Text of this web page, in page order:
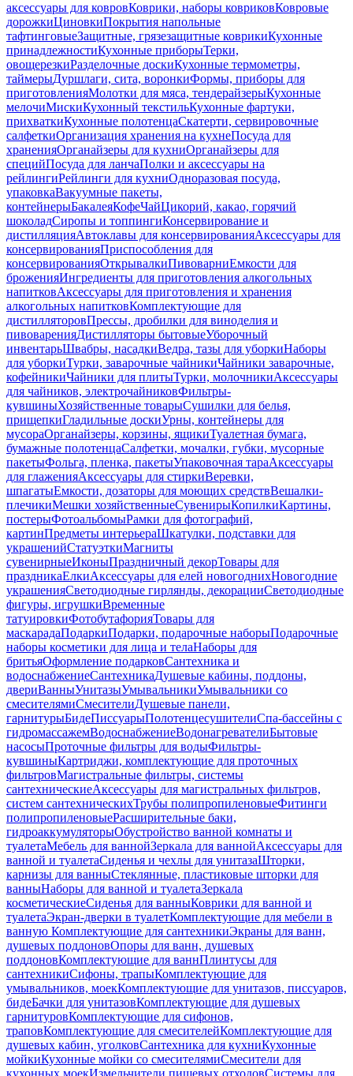
аксессуары для ковровКоврики, наборы ковриковКовровые
дорожкиЦиновкиПокрытия напольные
тафтинговыеЗащитные, грязезащитные коврикиКухонные
принадлежностиКухонные приборыТерки,
овощерезкиРазделочные доскиКухонные термометры,
таймерыДуршлаги, сита, воронкиФормы, приборы для
приготовленияМолотки для мяса, тендерайзерыКухонные
мелочиМискиКухонный текстильКухонные фартуки,
прихваткиКухонные полотенцаСкатерти, сервировочные
салфеткиОрганизация хранения на кухнеПосуда для
храненияОрганайзеры для кухниОрганайзеры для
специйПосуда для ланчаПолки и аксессуары на
рейлингиРейлинги для кухниОдноразовая посуда,
упаковкаВакуумные пакеты,
контейнерыБакалеяКофеЧайЦикорий, какао, горячий
шоколадСиропы и топпингиКонсервирование и
дистилляцияАвтоклавы для консервированияАксессуары для
консервированияПриспособления для
консервированияОткрывалкиПивоварниЕмкости для
броженияИнгредиенты для приготовления алкогольных
напитковАксессуары для приготовления и хранения
алкогольных напитковКомплектующие для
дистилляторовПрессы, дробилки для виноделия и
пивоваренияДистилляторы бытовыеУборочный
инвентарьШвабры, насадкиВедра, тазы для уборкиНаборы
для уборкиТурки, заварочные чайникиЧайники заварочные,
кофейникиЧайники для плитыТурки, молочникиАксессуары
для чайников, электрочайниковФильтры-
кувшиныХозяйственные товарыСушилки для белья,
прищепкиГладильные доскиУрны, контейнеры для
мусораОрганайзеры, корзины, ящикиТуалетная бумага,
бумажные полотенцаСалфетки, мочалки, губки, мусорные
пакетыФольга, пленка, пакетыУпаковочная тараАксессуары
для глаженияАксессуары для стиркиВеревки,
шпагатыЕмкости, дозаторы для моющих средствВешалки-
плечикиМешки хозяйственныеСувенирыКопилкиКартины,
постерыФотоальбомыРамки для фотографий,
картинПредметы интерьераШкатулки, подставки для
украшенийСтатуэткиМагниты
сувенирныеИконыПраздничный декорТовары для
праздникаЕлкиАксессуары для елей новогоднихНовогодние
украшенияСветодиодные гирлянды, декорацииСветодиодные
фигуры, игрушкиВременные
татуировкиФотобутафорияТовары для
маскарадаПодаркиПодарки, подарочные наборыПодарочные
наборы косметики для лица и телаНаборы для
бритьяОформление подарковСантехника и
водоснабжениеСантехникаДушевые кабины, поддоны,
двериВанныУнитазыУмывальникиУмывальники со
смесителямиСмесителиДушевые панели,
гарнитурыБидеПиссуарыПолотенцесушителиСпа-бассейны с
гидромассажемВодоснабжениеВодонагревателиБытовые
насосыПроточные фильтры для водыФильтры-
кувшиныКартриджи, комплектующие для проточных
фильтровМагистральные фильтры, системы
сантехническиеАксессуары для магистральных фильтров,
систем сантехническихТрубы полипропиленовыеФитинги
полипропиленовыеРасширительные баки,
гидроаккумуляторыОбустройство ванной комнаты и
туалетаМебель для ваннойЗеркала для ваннойАксессуары для
ванной и туалетаСиденья и чехлы для унитазаШторки,
карнизы для ванныСтеклянные, пластиковые шторки для
ванныНаборы для ванной и туалетаЗеркала
косметическиеСиденья для ванныКоврики для ванной и
туалетаЭкран-дверки в туалетКомплектующие для мебели в
ванную Комплектующие для сантехникиЭкраны для ванн,
душевых поддоновОпоры для ванн, душевых
поддоновКомплектующие для ваннПлинтусы для
сантехникиСифоны, трапыКомплектующие для
умывальников, моекКомплектующие для унитазов, писсуаров,
бидеБачки для унитазовКомплектующие для душевых
гарнитуровКомплектующие для сифонов,
траповКомплектующие для смесителейКомплектующие для
душевых кабин, уголковСантехника для кухниКухонные
мойкиКухонные мойки со смесителямиСмесители для
кухонных моекИзмельчители пищевых отходовСистемы для